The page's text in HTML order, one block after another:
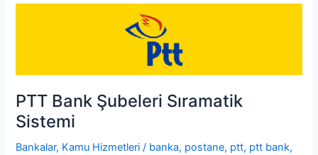
PTT Bank Şubeleri Sıramatik
Sistemi
Bankalar, Kamu Hizmetleri / banka, postane, ptt, ptt bank,